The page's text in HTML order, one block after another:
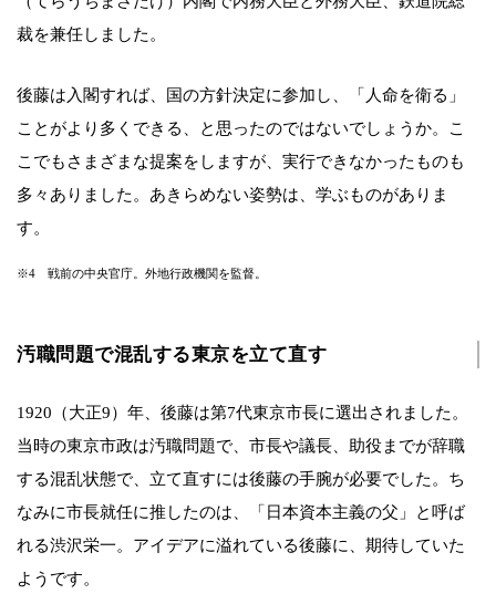
裁を兼任しました。
後藤は入閣すれば、国の方針決定に参加し、「人命を衛る」
ことがより多くできる、と思ったのではないでしょうか。こ
こでもさまざまな提案をしますが、実行できなかったものも
多々ありました。あきらめない姿勢は、学ぶものがありま
す。
※4 戦前の中央官庁。外地行政機関を監督。
汚職問題で混乱する東京を立て直す
1920（大正9）年、後藤は第7代東京市長に選出されました。
当時の東京市政は汚職問題で、市長や議長、助役までが辞職
する混乱状態で、立て直すには後藤の手腕が必要でした。ち
なみに市長就任に推したのは、「日本資本主義の父」と呼ば
れる渋沢栄一。アイデアに溢れている後藤に、期待していた
ようです。